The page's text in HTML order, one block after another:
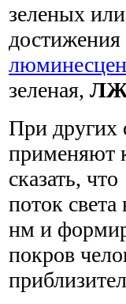
зеленых
зеленая,
При других
применяют
сказать,
поток
нм и
покров